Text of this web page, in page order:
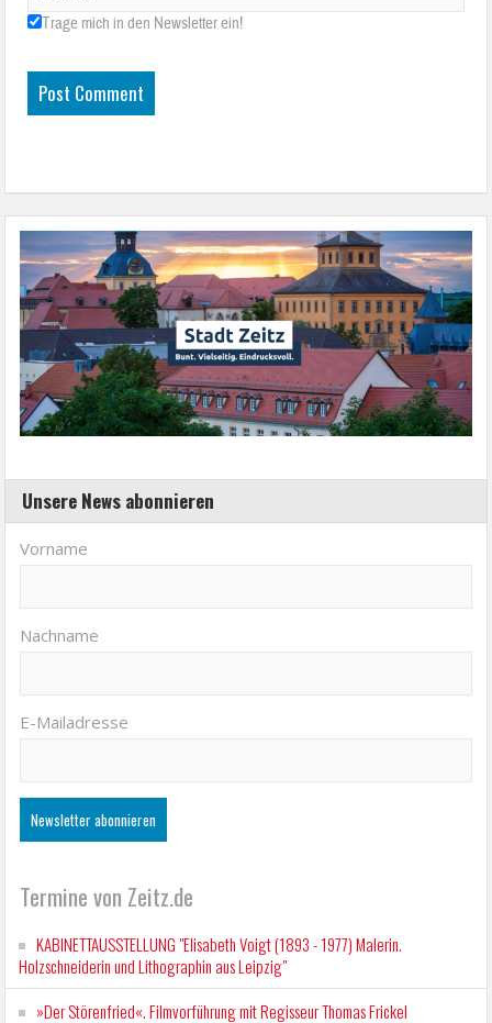
Trage mich in den Newsletter ein!
Unsere News abonnieren
Vorname
Nachname
E-Mailadresse
Termine von Zeitz.de
KABINETTAUSSTELLUNG "Elisabeth Voigt (1893 - 1977) Malerin.
Holzschneiderin und Lithographin aus Leipzig"
»Der Störenfried«. Filmvorführung mit Regisseur Thomas Frickel